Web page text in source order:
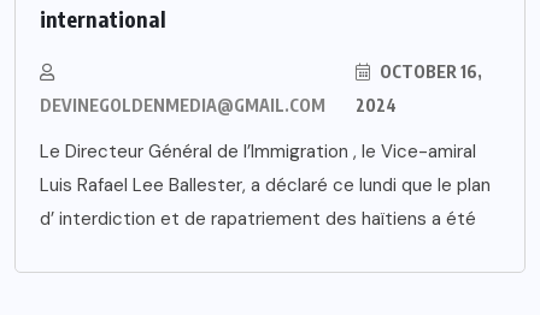
international
DEVINEGOLDENMEDIA@GMAIL.COM
OCTOBER 16,
2024
Le Directeur Général de l’Immigration , le Vice-amiral
Luis Rafael Lee Ballester, a déclaré ce lundi que le plan
d’ interdiction et de rapatriement des haïtiens a été